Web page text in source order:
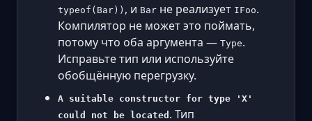
typeof(Bar)) , и Bar не реализует IFoo.
Компилятор не может это поймать,
потому что оба аргумента — Type.
Исправьте тип или используйте
обобщённую перегрузку.
A suitable constructor for type 'X'
could not be located . Тип